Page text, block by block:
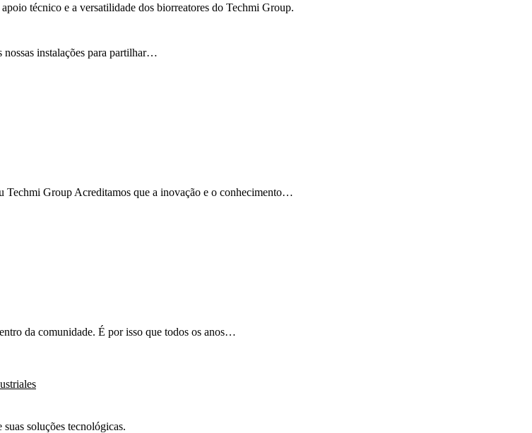
técnico e a versatilidade dos biorreatores do Techmi Group.
nossas instalações para partilhar…
Techmi Group Acreditamos que a inovação e o conhecimento…
da comunidade. É por isso que todos os anos…
soluções tecnológicas.